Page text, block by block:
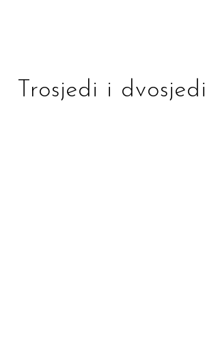
Trosjedi i dvosjedi